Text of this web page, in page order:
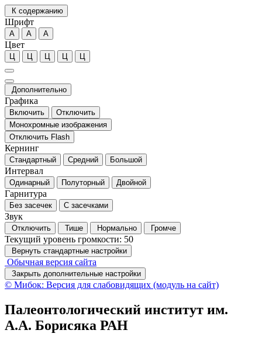
К содержанию
Шрифт
А А А
Цвет
Ц Ц Ц Ц Ц
Дополнительно
Графика
Включить
Отключить
Монохромные изображения
Отключить Flash
Кернинг
Стандартный Средний Большой
Интервал
Одинарный Полуторный Двойной
Гарнитура
Без засечек С засечками
Звук
Отключить Тише Нормально Громче
Текущий уровень громкости: 50
Вернуть стандартные настройки
Обычная версия сайта
Закрыть дополнительные настройки
© Мибок: Версия для слабовидящих (модуль на сайт)
Палеонтологический институт им.
А.А. Борисяка РАН